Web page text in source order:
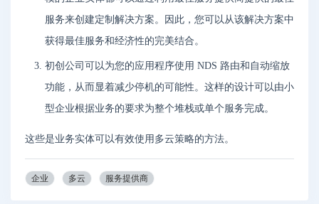
服务来创建定制解决方案。因此，您可以从该解决方案中
获得最佳服务和经济性的完美结合。
初创公司可以为您的应用程序使用 NDS 路由和自动缩放
功能，从而显着减少停机的可能性。这样的设计可以由小
型企业根据业务的要求为整个堆栈或单个服务完成。
这些是业务实体可以有效使用多云策略的方法。
企业 多云 服务提供商